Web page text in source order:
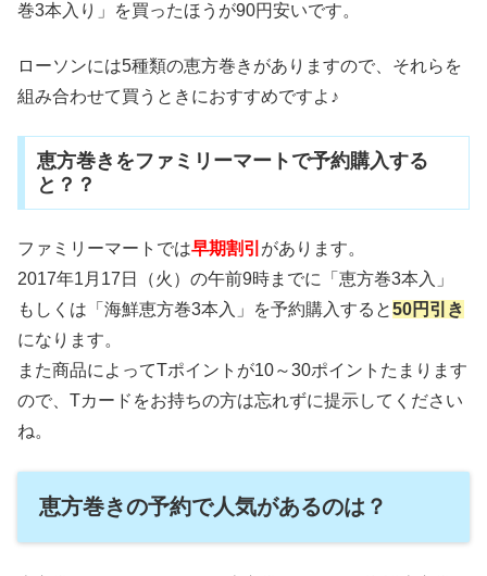
巻3本入り」を買ったほうが90円安いです。
ローソンには5種類の恵方巻きがありますので、それらを
組み合わせて買うときにおすすめですよ♪
恵方巻きをファミリーマートで予約購入する
と？？
ファミリーマートでは早期割引 があります。
2017年1月17日（火）の午前9時までに「恵方巻3本入」
もしくは「海鮮恵方巻3本入」を予約購入すると50円引き
になります。
また商品によってTポイントが10～30ポイントたまります
ので、Tカードをお持ちの方は忘れずに提示してください
ね。
恵方巻きの予約で人気があるのは？